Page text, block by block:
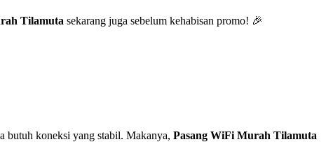
Tilamuta sekarang juga sebelum kehabisan promo! 🎉
butuh koneksi yang stabil. Makanya, Pasang WiFi Murah Tilamuta